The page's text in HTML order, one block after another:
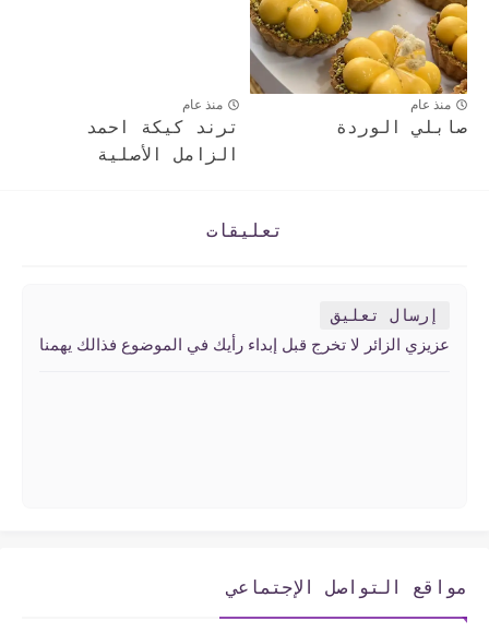
منذ عام
صابلي الوردة
منذ عام
ترند كيكة احمد
الزامل الأصلية
تعليقات
إرسال تعليق
عزيزي الزائر لا تخرج قبل إبداء رأيك في الموضوع فذالك يهمنا
مواقع التواصل الإجتماعي